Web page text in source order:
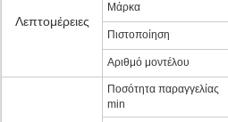
Λεπτομέρειες
Μάρκα
Πιστοποίηση
Αριθμό μοντέλου
Ποσότητα παραγγελίας
min